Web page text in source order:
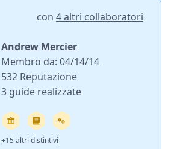
con 4 altri collaboratori
Andrew Mercier
Membro da: 04/14/14
532 Reputazione
3 guide realizzate
+15 altri distintivi